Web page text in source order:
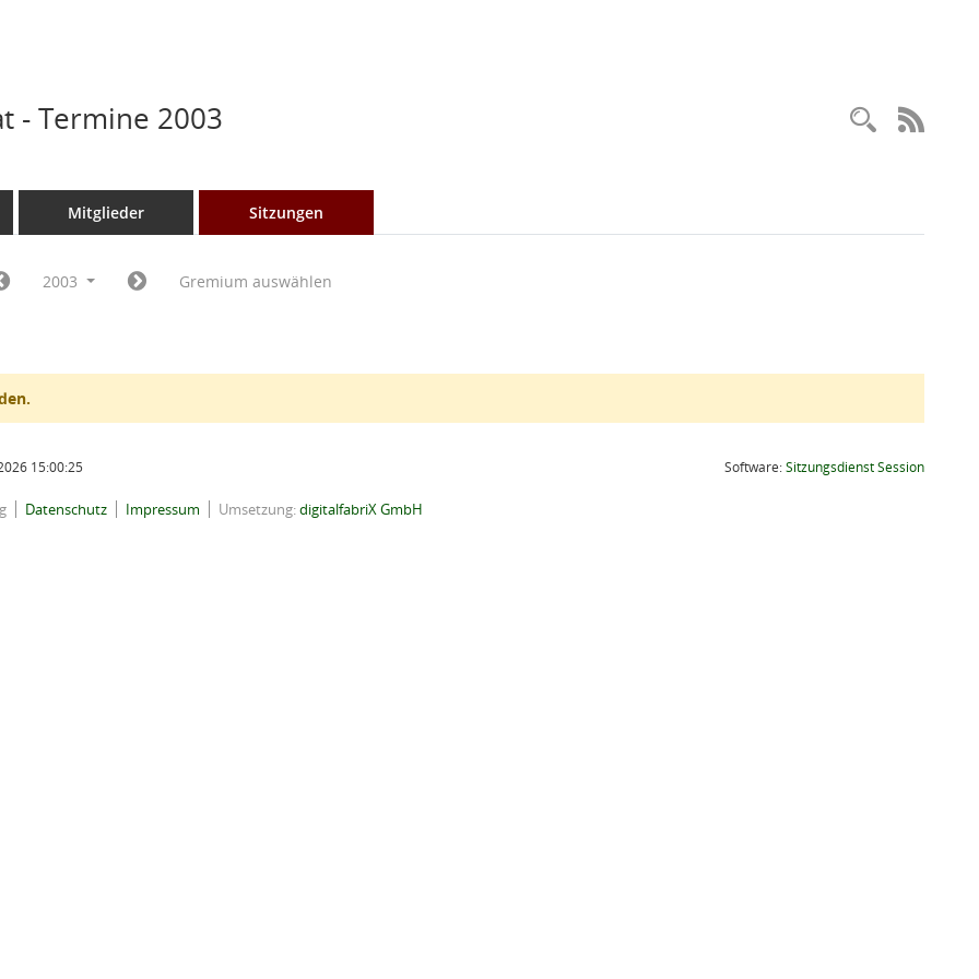
- Termine 2003
Mitglieder Sitzungen
2003 Gremium auswählen
15:00:25 Software:SitzungsdienstSession(Wird in
Datenschutz Impressum Umsetzung:digitalfabriX GmbH